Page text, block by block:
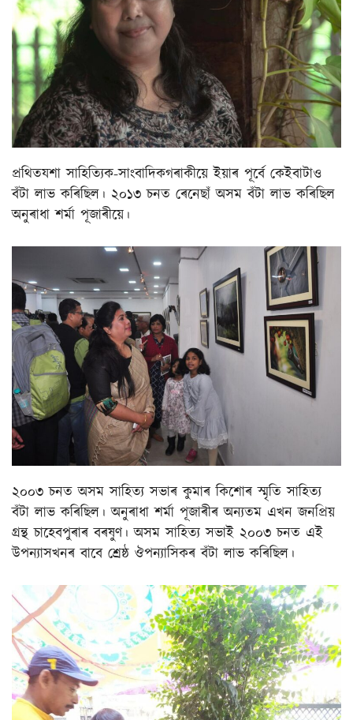
প্ৰথিতযশা সাহিত্যিক-সাংবাদিকগৰাকীয়ে ইয়াৰ পূৰ্বে কেইবাটাও
বঁটা লাভ কৰিছিল। ২০১৩ চনত ৰেনেছাঁ অসম বঁটা লাভ কৰিছিল
অনুৰাধা শৰ্মা পূজাৰীয়ে।
২০০৩ চনত অসম সাহিত্য সভাৰ কুমাৰ কিশোৰ স্মৃতি সাহিত্য
বঁটা লাভ কৰিছিল। অনুৰাধা শৰ্মা পূজাৰীৰ অন্যতম এখন জনপ্ৰিয়
গ্ৰন্থ চাহেবপুৰাৰ বৰষুণ। অসম সাহিত্য সভাই ২০০৩ চনত এই
উপন্যাসখনৰ বাবে শ্ৰেষ্ঠ ঔপন্যাসিকৰ বঁটা লাভ কৰিছিল।